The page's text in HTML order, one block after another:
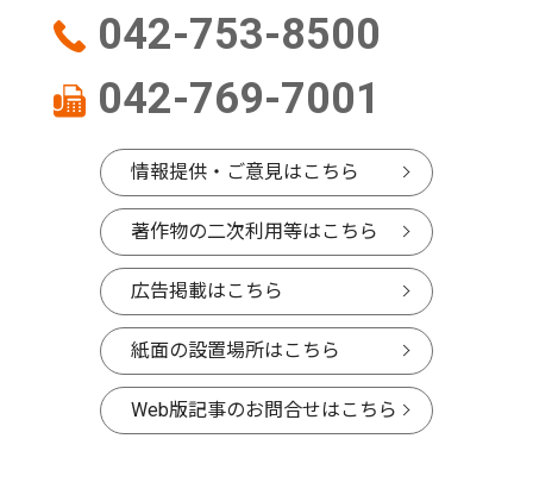
042-753-8500
042-769-7001
情報提供・ご意見はこちら
著作物の二次利用等はこちら
広告掲載はこちら
紙面の設置場所はこちら
Web版記事のお問合せはこちら